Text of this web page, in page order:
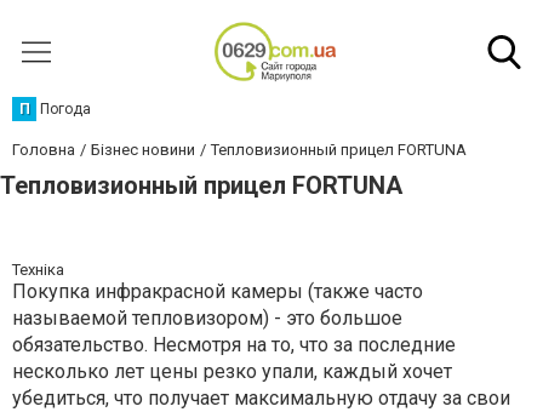
П Погода
Головна Бізнес новини Тепловизионный прицел FORTUNA
Тепловизионный прицел FORTUNA
Техніка
Покупка инфракрасной камеры (также часто
называемой тепловизором) - это большое
обязательство. Несмотря на то, что за последние
несколько лет цены резко упали, каждый хочет
убедиться, что получает максимальную отдачу за свои